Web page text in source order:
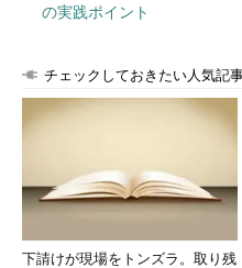
続いて、名義尺度と似て非な
あります。順序尺度とは名前
ります。すなわち、低い値よ
うことです。しかし、名義尺
ません。具体的にどういうデー
ょう。
表3 順序尺度のデータ例
の実践ポイント
チェックしておきたい人気記
下請けが現場をトンズラ。取り残